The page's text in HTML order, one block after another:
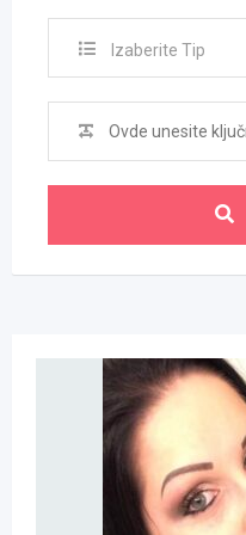
Izaberite Tip